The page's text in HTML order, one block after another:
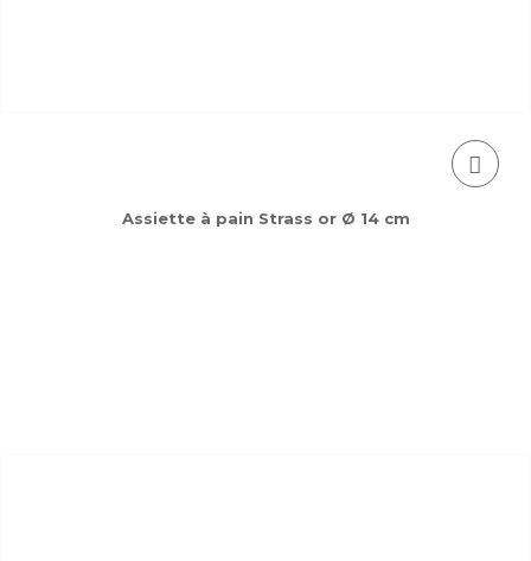
Assiette à pain Strass or Ø 14 cm